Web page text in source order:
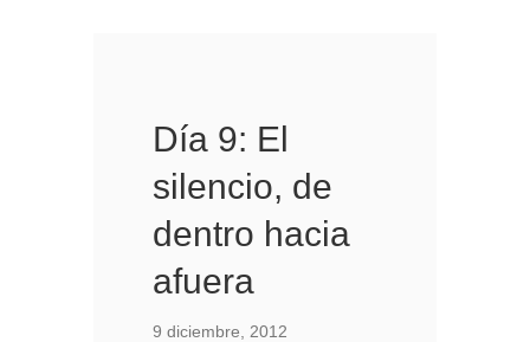
Día 9: El
silencio, de
dentro hacia
afuera
9 diciembre, 2012